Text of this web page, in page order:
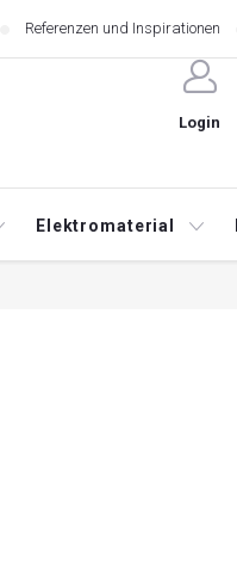
Referenzen und Inspirationen
Login
Elektromaterial